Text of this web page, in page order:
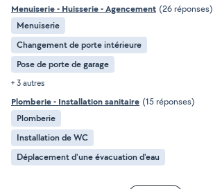
Menuiserie - Huisserie - Agencement (26 réponses)
Menuiserie
Changement de porte intérieure
Pose de porte de garage
+ 3 autres
Plomberie - Installation sanitaire (15 réponses)
Plomberie
Installation de WC
Déplacement d'une évacuation d'eau